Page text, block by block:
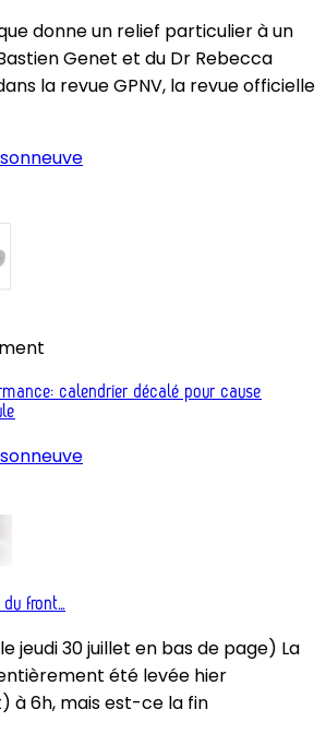
donne un relief particulier à un
Genet et du Dr Rebecca
la revue GPNV, la revue officielle
calendrier décalé pour cause
front...
jeudi 30 juillet en bas de page) La
été levée hier
à 6h, mais est-ce la fin